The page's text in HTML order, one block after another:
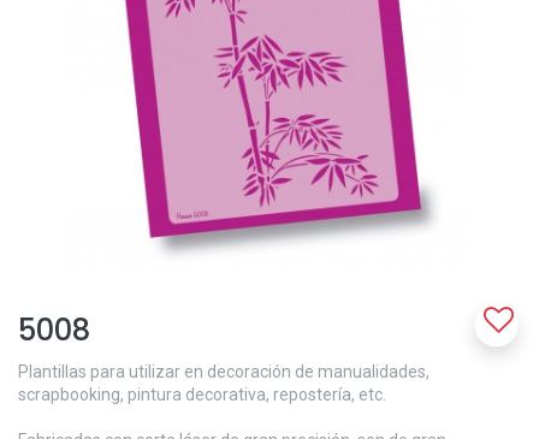
5008
Plantillas para utilizar en decoración de manualidades,
scrapbooking, pintura decorativa, repostería, etc.